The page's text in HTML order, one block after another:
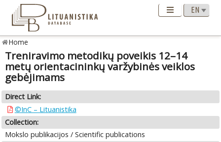
Home
Treniravimo metodikų poveikis 12–14
metų orientacininkų varžybinės veiklos
gebėjimams
Direct Link:
©InC – Lituanistika
Collection:
Mokslo publikacijos / Scientific publications